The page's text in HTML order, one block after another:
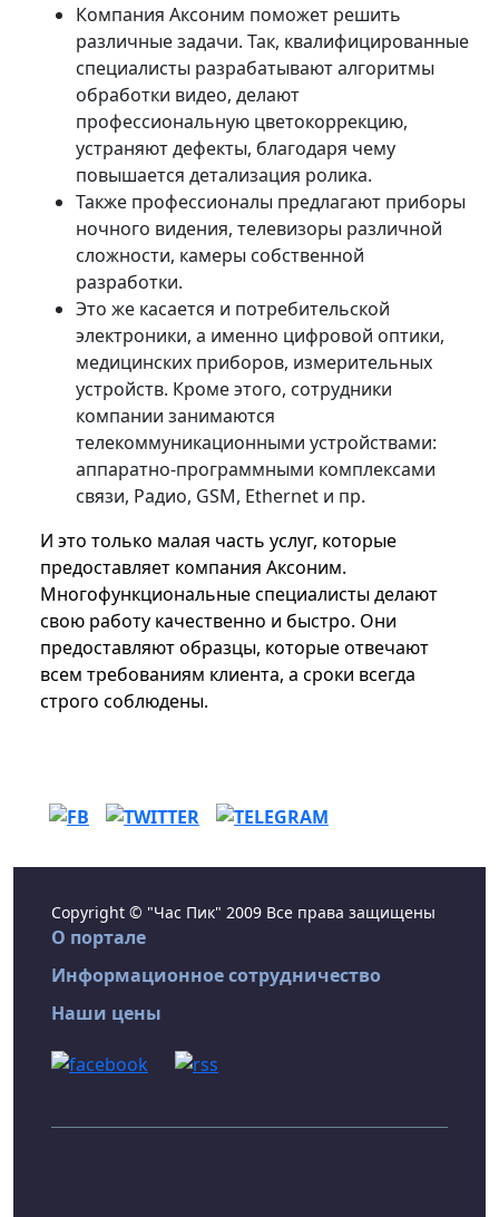
Компания Аксоним поможет решить
различные задачи. Так, квалифицированные
специалисты разрабатывают алгоритмы
обработки видео, делают
профессиональную цветокоррекцию,
устраняют дефекты, благодаря чему
повышается детализация ролика.
Также профессионалы предлагают приборы
ночного видения, телевизоры различной
сложности, камеры собственной
разработки.
Это же касается и потребительской
электроники, а именно цифровой оптики,
медицинских приборов, измерительных
устройств. Кроме этого, сотрудники
компании занимаются
телекоммуникационными устройствами:
аппаратно-программными комплексами
связи, Радио, GSM, Ethernet и пр.
И это только малая часть услуг, которые
предоставляет компания Аксоним.
Многофункциональные специалисты делают
свою работу качественно и быстро. Они
предоставляют образцы, которые отвечают
всем требованиям клиента, а сроки всегда
строго соблюдены.
Copyright © "Час Пик" 2009 Все права защищены
О портале
Информационное сотрудничество
Наши цены